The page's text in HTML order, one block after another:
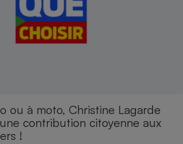
ou à moto, Christine Lagarde
contribution citoyenne aux
!